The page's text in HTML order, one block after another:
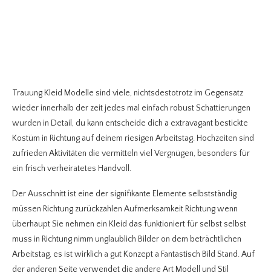
Trauung Kleid Modelle sind viele, nichtsdestotrotz im Gegensatz
wieder innerhalb der zeit jedes mal einfach robust Schattierungen
wurden in Detail, du kann entscheide dich a extravagant bestickte
Kostüm in Richtung auf deinem riesigen Arbeitstag. Hochzeiten sind
zufrieden Aktivitäten die vermitteln viel Vergnügen, besonders für
ein frisch verheiratetes Handvoll.
Der Ausschnitt ist eine der signifikante Elemente selbstständig
müssen Richtung zurückzahlen Aufmerksamkeit Richtung wenn
überhaupt Sie nehmen ein Kleid das funktioniert für selbst selbst
muss in Richtung nimm unglaublich Bilder on dem beträchtlichen
Arbeitstag, es ist wirklich a gut Konzept a Fantastisch Bild Stand. Auf
der anderen Seite verwendet die andere Art Modell und Stil